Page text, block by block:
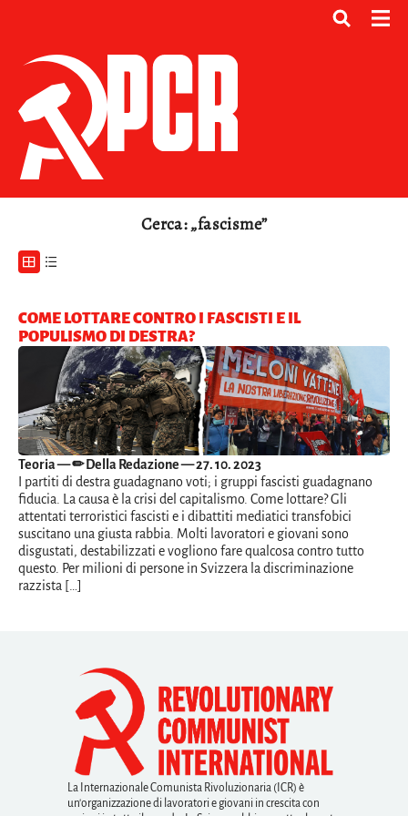
Cerca: „fascisme”
COME LOTTARE CONTRO I FASCISTI E IL
POPULISMO DI DESTRA?
Teoria— ✏ Della Redazione — 27. 10. 2023
I partiti di destra guadagnano voti; i gruppi fascisti guadagnano
fiducia. La causa è la crisi del capitalismo. Come lottare? Gli
attentati terroristici fascisti e i dibattiti mediatici transfobici
suscitano una giusta rabbia. Molti lavoratori e giovani sono
disgustati, destabilizzati e vogliono fare qualcosa contro tutto
questo. Per milioni di persone in Svizzera la discriminazione
razzista […]
La Internazionale Comunista Rivoluzionaria (ICR) è
un'organizzazione di lavoratori e giovani in crescita con